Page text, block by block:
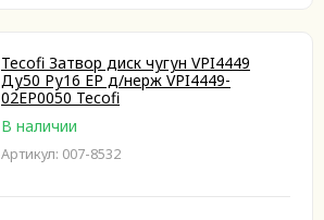
Tecofi Затвор диск чугун VPI4449
Ду50 Ру16 EP д/нерж VPI4449-
02EP0050 Tecofi
В наличии
Артикул: 007-8532